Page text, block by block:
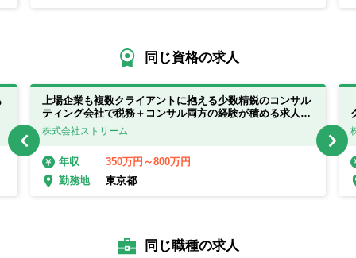
同じ資格の求人
上場企業も複数クライアントに抱える少数精鋭のコンサル
ティング会社で税務＋コンサル両方の経験が積める求人で
す！！
株式会社ストリーム
年収
350万円～800万円
勤務地
東京都
同じ職種の求人